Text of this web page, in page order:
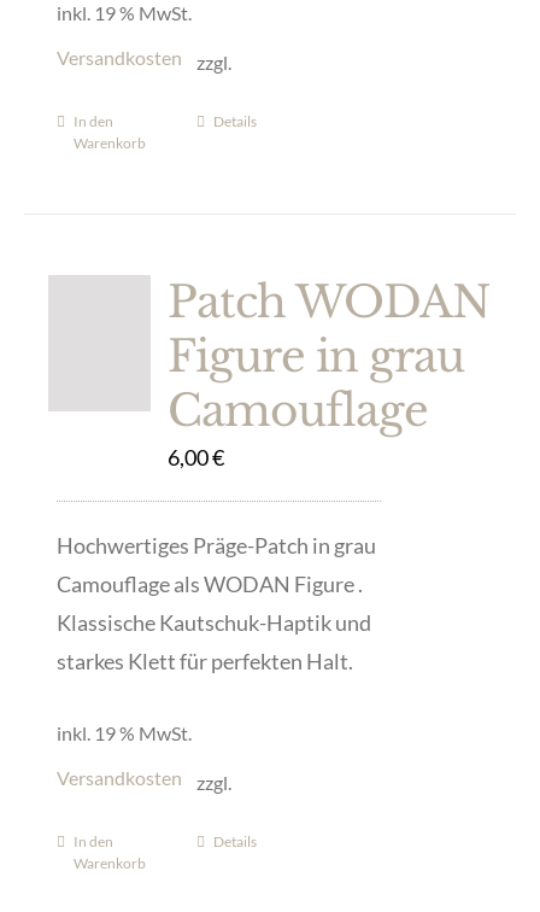
inkl. 19 % MwSt.
zzgl.
Versandkosten
In den
Warenkorb
Details
Patch WODAN
Figure in grau
Camouflage
6,00€
Hochwertiges Präge-Patch in grau
Camouflage als WODAN Figure .
Klassische Kautschuk-Haptik und
starkes Klett für perfekten Halt.
inkl. 19 % MwSt.
zzgl.
Versandkosten
In den
Warenkorb
Details